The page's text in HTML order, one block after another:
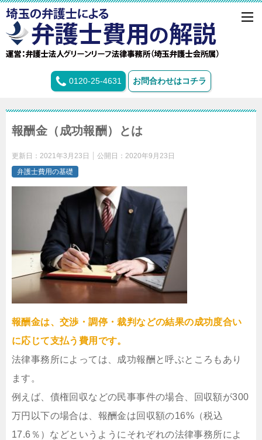
0120-25-4631 お問合わせはコチラ
報酬金（成功報酬）とは
更新日： 2021年3月23日 公開日： 2020年9月23日
弁護士費用の基礎
報酬金は、交渉・調停・裁判などの結果の成功度合い
に応じて支払う費用です。
法律事務所によっては、成功報酬と呼ぶところもあり
ます。
例えば、債権回収などの民事事件の場合、回収額が300
万円以下の場合は、報酬金は回収額の16%（税込
17.6％）などというようにそれぞれの法律事務所によ